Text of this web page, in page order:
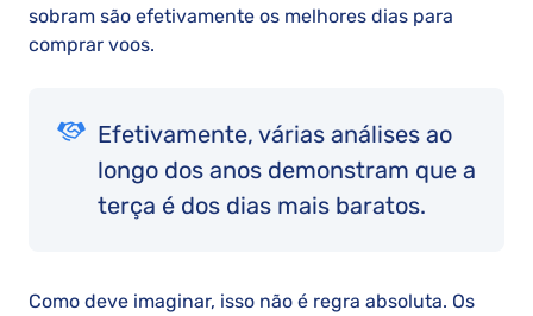
sobram são efetivamente os melhores dias para
comprar voos.
Efetivamente, várias análises ao
longo dos anos demonstram que a
terça é dos dias mais baratos.
Como deve imaginar, isso não é regra absoluta. Os